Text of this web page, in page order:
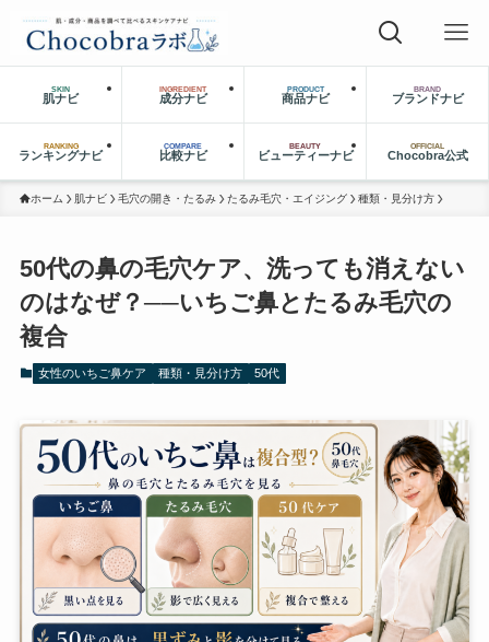
SKIN
肌ナビ
INGREDIENT
成分ナビ
PRODUCT
商品ナビ
BRAND
ブランドナビ
RANKING
ランキングナビ
COMPARE
比較ナビ
BEAUTY
ビューティーナビ
OFFICIAL
Chocobra公式
ホーム 肌ナビ 毛穴の開き・たるみ たるみ毛穴・エイジング 種類・見分け方
50代の鼻の毛穴ケア、洗っても消えない
のはなぜ？──いちご鼻とたるみ毛穴の
複合
女性のいちご鼻ケア 種類・見分け方 50代